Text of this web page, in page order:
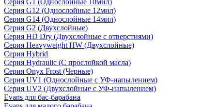
Серия G1 (Однослойные 10мил)
Серия G12 (Однослойные 12мил)
Серия G14 (Однослойные 14мил)
Серия G2 (Двухслойные)
Серия HD Dry (Двухслойные с отверстиями)
Серия Heavyweight HW (Двухслойные)
Серия Hybrid
Серия Hydraulic (С прослойкой масла)
Серия Onyx Frost (Черные)
Серия UV1 (Однослойные с УФ-напылением)
Серия UV2 (Двухслойные с УФ-напылением)
Evans для бас-барабана